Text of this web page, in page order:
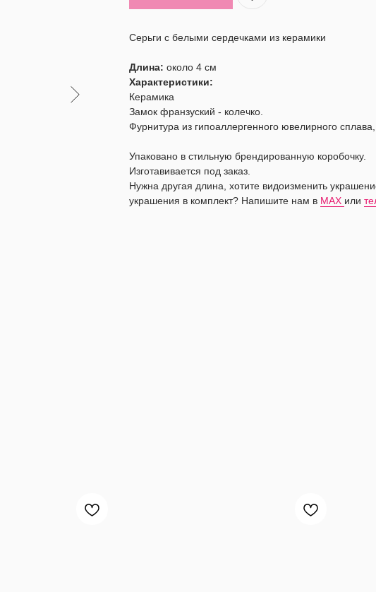
Серьги с белыми сердечками из керамики
Длина: около 4 см
Характеристики:
Керамика
Замок франзуский - колечко.
Фурнитура из гипоаллергенного ювелирного
Упаковано в стильную брендированную коробочку.
Изготавивается под заказ.
Нужна другая длина, хотите видоизменить
украшения в комплект? Напишите нам в MAX или